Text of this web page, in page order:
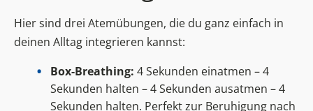
Hier sind drei Atemübungen, die du ganz einfach in
deinen Alltag integrieren kannst:
Box-Breathing: 4 Sekunden einatmen – 4
Sekunden halten – 4 Sekunden ausatmen – 4
Sekunden halten. Perfekt zur Beruhigung nach